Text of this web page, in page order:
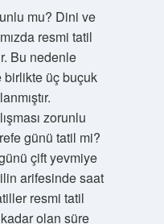
mu? Dini ve
resmi tatil
Bu nedenle
birlikte üç buçuk
zorunlu
günü tatil mi?
çift yevmiye
arifesinde saat
resmi tatil
olan süre